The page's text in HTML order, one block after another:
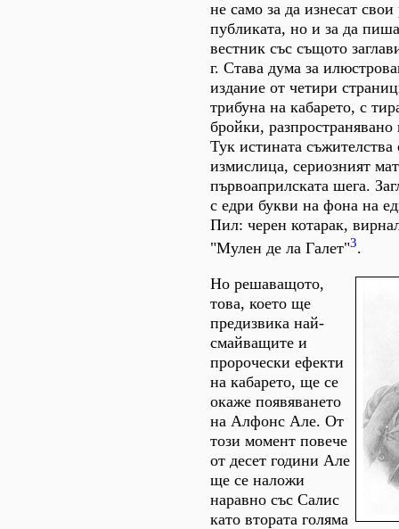
не само за да изнесат
публиката, но и за да
вестник със същото
г. Става дума за
издание от четири
трибуна на кабарето, с
бройки,
Тук истината
измислица, сериозният
първоаприлската шега.
с едри букви на фона на
Пил: черен котарак,
"Мулен де ла Галет"3.
Но решаващото,
това, което ще
предизвика най-
смайващите и
пророчески ефекти
на кабарето, ще се
окаже появяването
на Алфонс Але. От
този момент повече
от десет години Але
ще се наложи
наравно със Салис
като втората голяма